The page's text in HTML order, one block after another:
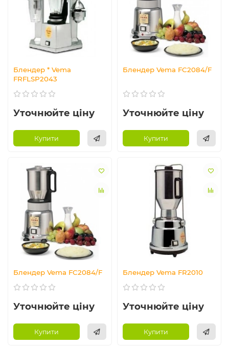
Блендер * Vema
FRFLSP2043
Уточнюйте ціну
Купити
Блендер Vema FC2084/F
Уточнюйте ціну
Купити
Блендер Vema FC2084/F
Уточнюйте ціну
Купити
Блендер Vema FR2010
Уточнюйте ціну
Купити